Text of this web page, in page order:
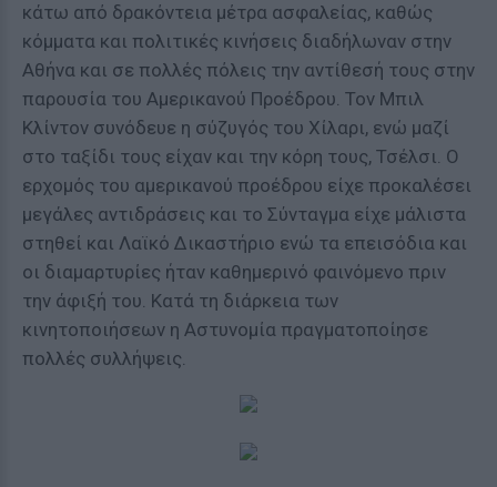
κάτω από δρακόντεια μέτρα ασφαλείας, καθώς
κόμματα και πολιτικές κινήσεις διαδήλωναν στην
Αθήνα και σε πολλές πόλεις την αντίθεσή τους στην
παρουσία του Αμερικανού Προέδρου. Τον Μπιλ
Κλίντον συνόδευε η σύζυγός του Χίλαρι, ενώ μαζί
στο ταξίδι τους είχαν και την κόρη τους, Τσέλσι. Ο
ερχομός του αμερικανού προέδρου είχε προκαλέσει
μεγάλες αντιδράσεις και το Σύνταγμα είχε μάλιστα
στηθεί και Λαϊκό Δικαστήριο ενώ τα επεισόδια και
οι διαμαρτυρίες ήταν καθημερινό φαινόμενο πριν
την άφιξή του. Κατά τη διάρκεια των
κινητοποιήσεων η Αστυνομία πραγματοποίησε
πολλές συλλήψεις.